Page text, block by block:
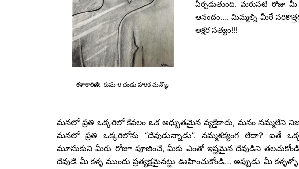
కళాకారిణి: కుమారిదండుహారిక మనోజ్ఞ
ఏర్పడుతుంది. మరుసటి రోజు
ఆనందం…. మిమ్మల్ని మీరే
అక్షర సత్యం!!!
మనలో ప్రతి ఒక్కరిలో కేవలం ఒక అధ్బుతమైన వ్యక్తేకాదు, మనం నమ్మలేని
మనలో ప్రతి ఒక్కరిలోను “దేవుడున్నాడు”. నమ్మశక్యంగ లేదా? ఐతే
మూసుకుని మీరు రోజూ పూజించే, మీకు ఎంతో ఇష్టమైన దేవుడిని
దేవుడే మీ కళ్ళ ముందు ప్రత్యక్షమైనట్టు ఊహించుకోండి… అప్పుడు మీ